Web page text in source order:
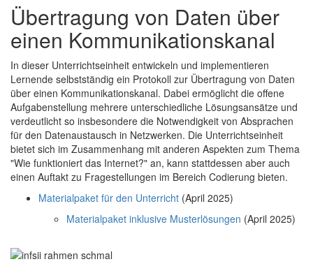
Übertragung von Daten über
einen Kommunikationskanal
In dieser Unterrichtseinheit entwickeln und implementieren
Lernende selbstständig ein Protokoll zur Übertragung von Daten
über einen Kommunikationskanal. Dabei ermöglicht die offene
Aufgabenstellung mehrere unterschiedliche Lösungsansätze und
verdeutlicht so insbesondere die Notwendigkeit von Absprachen
für den Datenaustausch in Netzwerken. Die Unterrichtseinheit
bietet sich im Zusammenhang mit anderen Aspekten zum Thema
"Wie funktioniert das Internet?" an, kann stattdessen aber auch
einen Auftakt zu Fragestellungen im Bereich Codierung bieten.
Materialpaket für den Unterricht (April 2025)
Materialpaket inklusive Musterlösungen (April 2025)